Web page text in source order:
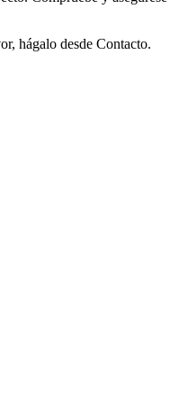
hágalo desde Contacto.